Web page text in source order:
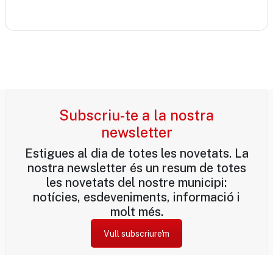
Subscriu-te a la nostra
newsletter
Estigues al dia de totes les novetats. La
nostra newsletter és un resum de totes
les novetats del nostre municipi:
notícies, esdeveniments, informació i
molt més.
Vull subscriure'm